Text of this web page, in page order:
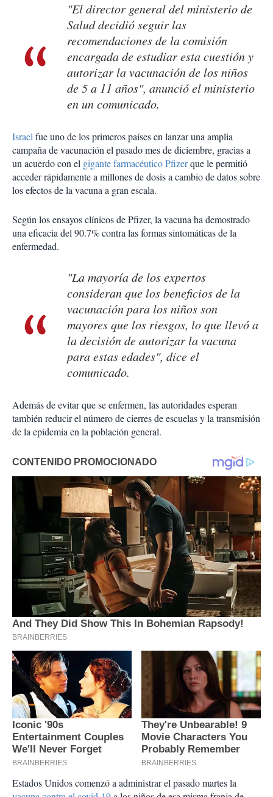
"El director general del ministerio de
Salud decidió seguir las
recomendaciones de la comisión
encargada de estudiar esta cuestión y
autorizar la vacunación de los niños
de 5 a 11 años", anunció el ministerio
en un comunicado.
Israelfue uno de los primeros países en lanzar una amplia
campaña de vacunación el pasado mes de diciembre, gracias a
un acuerdo con el gigante farmacéutico Pfizerque le permitió
acceder rápidamente a millones de dosis a cambio de datos sobre
los efectos de la vacuna a gran escala.
Según los ensayos clínicos de Pfizer, la vacuna ha demostrado
una eficacia del 90.7% contra las formas sintomáticas de la
enfermedad.
"La mayoría de los expertos
consideran que los beneficios de la
vacunación para los niños son
mayores que los riesgos, lo que llevó a
la decisión de autorizar la vacuna
para estas edades", dice el
comunicado.
Además de evitar que se enfermen, las autoridades esperan
también reducir el número de cierres de escuelas y la transmisión
de la epidemia en la población general.
Estados Unidos comenzó a administrar el pasado martes la